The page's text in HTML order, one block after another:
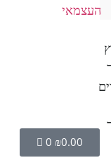
העצמאי
₪0.00
0